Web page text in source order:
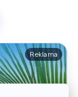
Reklama